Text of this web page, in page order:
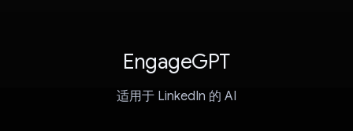
EngageGPT
适用于 LinkedIn 的 AI